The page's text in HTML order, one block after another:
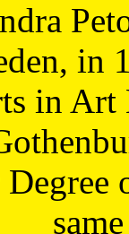
in
in Art